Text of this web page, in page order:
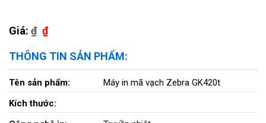
Giá: ₫ ₫
THÔNG TIN SẢN PHẨM:
Tên sản phẩm:
Máy in mã vạch Zebra GK420t
Kích thước: